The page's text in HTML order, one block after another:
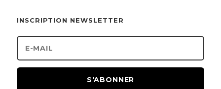
INSCRIPTION NEWSLETTER
S'ABONNER